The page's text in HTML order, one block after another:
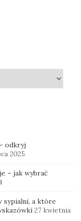
odkryj
2025
– jak wybrać
sypialni, a które
27 kwietnia